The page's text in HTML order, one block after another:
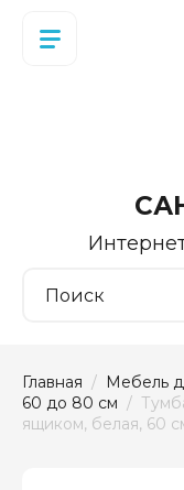
Главная / Мебель
60 до 80 см /
ящиком, белая, 60